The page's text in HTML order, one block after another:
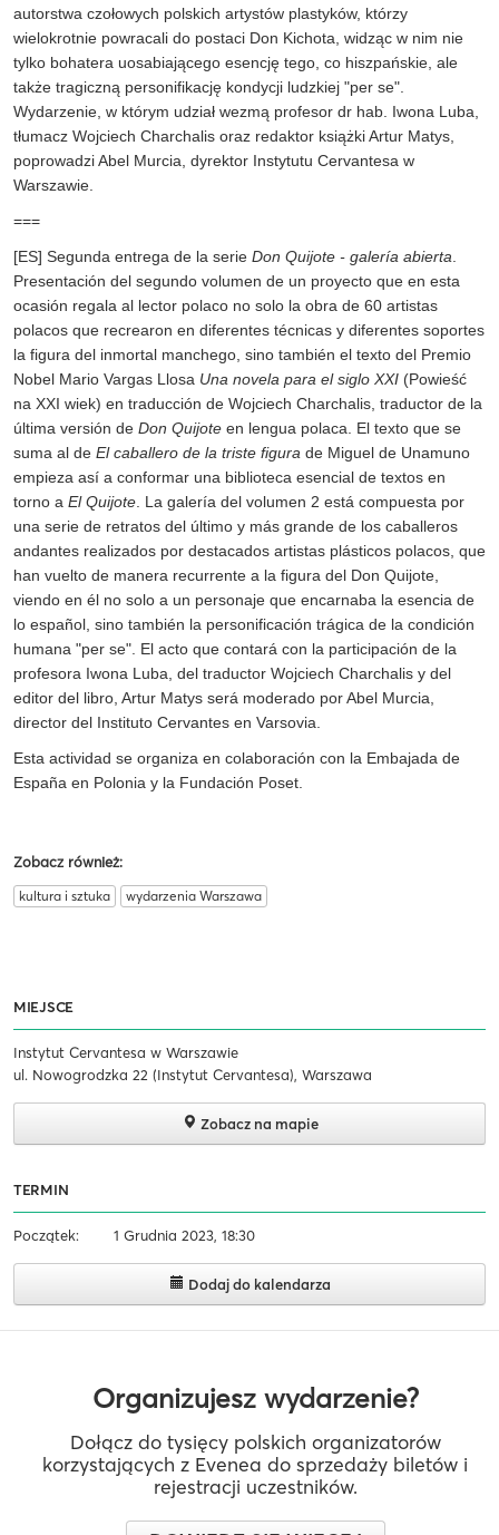
autorstwa czołowych polskich artystów plastyków, którzy
wielokrotnie powracali do postaci Don Kichota, widząc w nim nie
tylko bohatera uosabiającego esencję tego, co hiszpańskie, ale
także tragiczną personifikację kondycji ludzkiej "per se".
Wydarzenie, w którym udział wezmą profesor dr hab. Iwona Luba,
tłumacz Wojciech Charchalis oraz redaktor książki Artur Matys,
poprowadzi Abel Murcia, dyrektor Instytutu Cervantesa w
Warszawie.
===
[ES] Segunda entrega de la serie Don Quijote - galería abierta.
Presentación del segundo volumen de un proyecto que en esta
ocasión regala al lector polaco no solo la obra de 60 artistas
polacos que recrearon en diferentes técnicas y diferentes soportes
la figura del inmortal manchego, sino también el texto del Premio
Nobel Mario Vargas Llosa Una novela para el siglo XXI (Powieść
na XXI wiek) en traducción de Wojciech Charchalis, traductor de la
última versión de Don Quijote en lengua polaca. El texto que se
suma al de El caballero de la triste figura de Miguel de Unamuno
empieza así a conformar una biblioteca esencial de textos en
torno a El Quijote. La galería del volumen 2 está compuesta por
una serie de retratos del último y más grande de los caballeros
andantes realizados por destacados artistas plásticos polacos, que
han vuelto de manera recurrente a la figura del Don Quijote,
viendo en él no solo a un personaje que encarnaba la esencia de
lo español, sino también la personificación trágica de la condición
humana "per se". El acto que contará con la participación de la
profesora Iwona Luba, del traductor Wojciech Charchalis y del
editor del libro, Artur Matys será moderado por Abel Murcia,
director del Instituto Cervantes en Varsovia.
Esta actividad se organiza en colaboración con la Embajada de
España en Polonia y la Fundación Poset.
Zobacz również:
kultura i sztuka wydarzenia Warszawa
MIEJSCE
Instytut Cervantesa w Warszawie
ul. Nowogrodzka 22 (Instytut Cervantesa), Warszawa
Zobacz na mapie
TERMIN
Początek: 1 Grudnia 2023, 18:30
Dodaj do kalendarza
Organizujesz wydarzenie?
Dołącz do tysięcy polskich organizatorów
korzystających z Evenea do sprzedaży biletów i
rejestracji uczestników.